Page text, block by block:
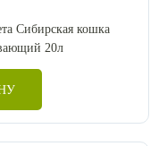
Сибирская кошка
20л